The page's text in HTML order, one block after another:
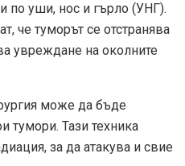
по уши, нос и гърло (УНГ).
че туморът се отстранява
увреждане на околните
може да бъде
тумори. Тази техника
за да атакува и свие